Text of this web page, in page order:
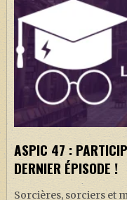
LA SÉRIE HARRY
HARRY POTTER : LIVRES
BIOPICS DE HARRY
LES ANIMAUX
J. K. ROWLING
ARTISANAT MOLDU
FANDOM
ASPIC 47 :
DERNIER ÉPISODE !
Sorcières, sorciers et